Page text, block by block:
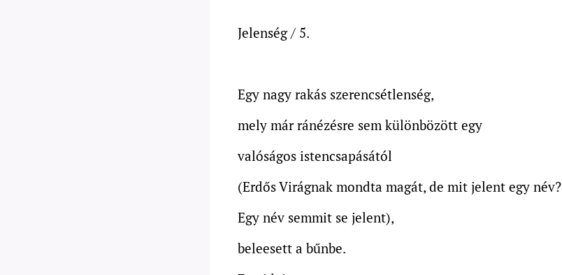
Jelenség / 5.
Egy nagy rakás szerencsétlenség,
mely már ránézésre sem különbözött egy
valóságos istencsapásától
(Erdős Virágnak mondta magát, de mit jelent egy név?
Egy név semmit se jelent),
beleesett a bűnbe.